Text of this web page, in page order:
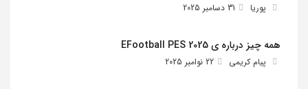
پوریا 31 دسامبر 2025
همه چیز درباره ی EFootball PES 2025
پیام کریمی 22 نوامبر 2025